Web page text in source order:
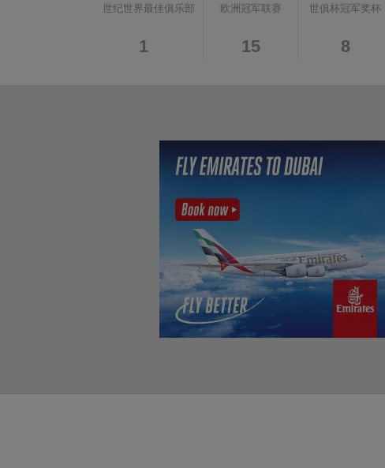
20世纪世界最佳俱乐部
1
欧洲冠军联赛
15
世俱杯冠军奖杯
8